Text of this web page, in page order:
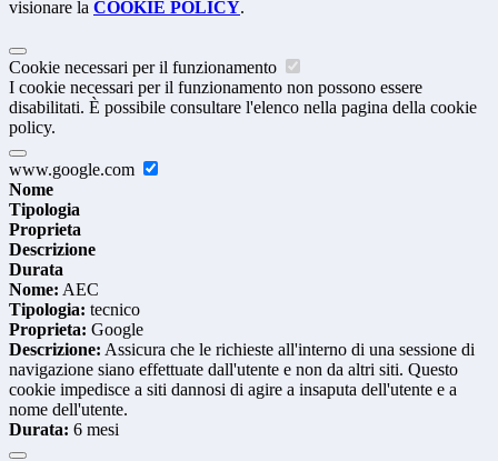
visionare la COOKIE POLICY.
Cookie necessari per il funzionamento
I cookie necessari per il funzionamento non possono essere
disabilitati. È possibile consultare l'elenco nella pagina della cookie
policy.
www.google.com
Nome
Tipologia
Proprieta
Descrizione
Durata
Nome: AEC
Tipologia: tecnico
Proprieta: Google
Descrizione: Assicura che le richieste all'interno di una sessione di
navigazione siano effettuate dall'utente e non da altri siti. Questo
cookie impedisce a siti dannosi di agire a insaputa dell'utente e a
nome dell'utente.
Durata: 6 mesi